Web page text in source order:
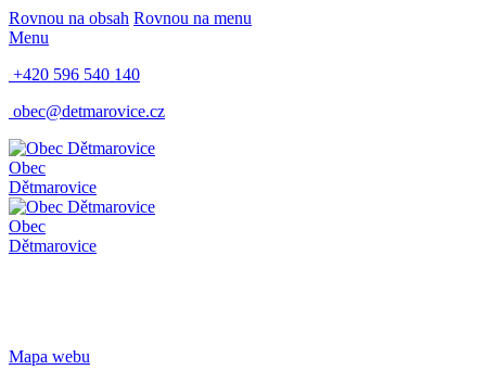
Rovnou na obsah Rovnou na menu
Menu
+420 596 540 140
obec@detmarovice.cz
Obec
Dětmarovice
Obec
Dětmarovice
Mapa webu